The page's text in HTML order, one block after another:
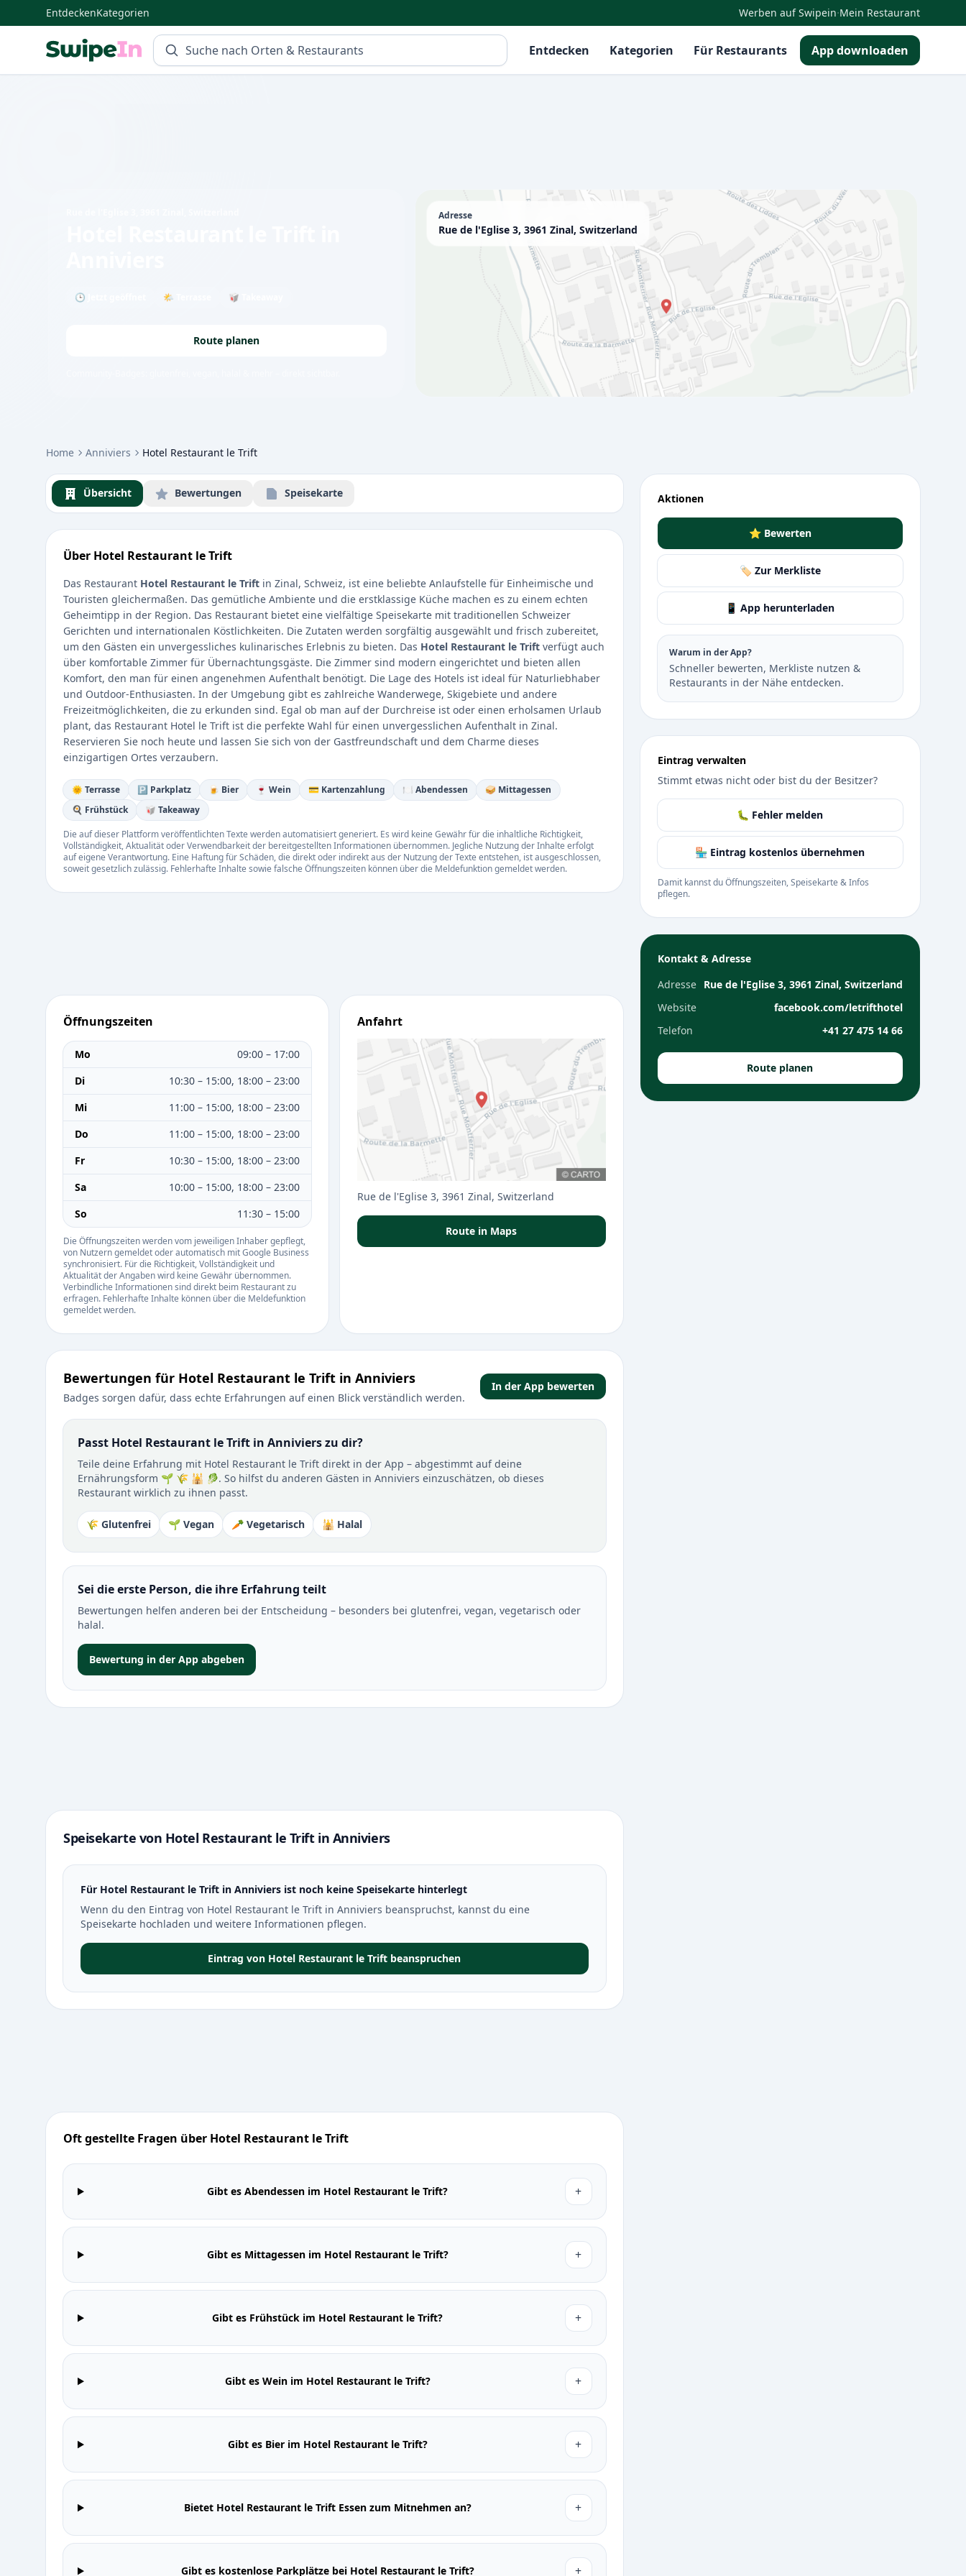
EntdeckenKategorien Werben auf Swipein·Mein Restaurant
Entdecken Kategorien Für Restaurants App downloaden
🕒 Jetzt geöffnet 🌤 Terrasse 🥡 Takeaway
Route planen
Adresse
Rue de l'Eglise 3, 3961 Zinal, Switzerland
Home Anniviers Hotel Restaurant le Trift
Übersicht Bewertungen Speisekarte
Über Hotel Restaurant le Trift
Das Restaurant Hotel Restaurant le Trift in Zinal, Schweiz, ist eine beliebte Anlaufstelle für Einheimische und
Touristen gleichermaßen. Das gemütliche Ambiente und die erstklassige Küche machen es zu einem echten
Geheimtipp in der Region. Das Restaurant bietet eine vielfältige Speisekarte mit traditionellen Schweizer
Gerichten und internationalen Köstlichkeiten. Die Zutaten werden sorgfältig ausgewählt und frisch zubereitet,
um den Gästen ein unvergessliches kulinarisches Erlebnis zu bieten. Das Hotel Restaurant le Trift verfügt auch
über komfortable Zimmer für Übernachtungsgäste. Die Zimmer sind modern eingerichtet und bieten allen
Komfort, den man für einen angenehmen Aufenthalt benötigt. Die Lage des Hotels ist ideal für Naturliebhaber
und Outdoor-Enthusiasten. In der Umgebung gibt es zahlreiche Wanderwege, Skigebiete und andere
Freizeitmöglichkeiten, die zu erkunden sind. Egal ob man auf der Durchreise ist oder einen erholsamen Urlaub
plant, das Restaurant Hotel le Trift ist die perfekte Wahl für einen unvergesslichen Aufenthalt in Zinal.
Reservieren Sie noch heute und lassen Sie sich von der Gastfreundschaft und dem Charme dieses
einzigartigen Ortes verzaubern.
🌞 Terrasse 🅿️ Parkplatz 🍺 Bier 🍷 Wein 💳 Kartenzahlung 🍽️ Abendessen
🥪 Mittagessen
🍳 Frühstück
🥡 Takeaway
Die auf dieser Plattform veröffentlichten Texte werden automatisiert generiert. Es wird keine Gewähr für die inhaltliche Richtigkeit,
Vollständigkeit, Aktualität oder Verwendbarkeit der bereitgestellten Informationen übernommen. Jegliche Nutzung der Inhalte erfolgt
auf eigene Verantwortung. Eine Haftung für Schäden, die direkt oder indirekt aus der Nutzung der Texte entstehen, ist ausgeschlossen,
soweit gesetzlich zulässig. Fehlerhafte Inhalte sowie falsche Öffnungszeiten können über die Meldefunktion gemeldet werden.
Öffnungszeiten
Mo
09:00 – 17:00
Di
10:30 – 15:00, 18:00 – 23:00
Mi
11:00 – 15:00, 18:00 – 23:00
Do
11:00 – 15:00, 18:00 – 23:00
Fr
10:30 – 15:00, 18:00 – 23:00
Sa
10:00 – 15:00, 18:00 – 23:00
So
11:30 – 15:00
Die Öffnungszeiten werden vom jeweiligen Inhaber gepflegt,
von Nutzern gemeldet oder automatisch mit Google Business
synchronisiert. Für die Richtigkeit, Vollständigkeit und
Aktualität der Angaben wird keine Gewähr übernommen.
Verbindliche Informationen sind direkt beim Restaurant zu
erfragen. Fehlerhafte Inhalte können über die Meldefunktion
gemeldet werden.
Anfahrt
Rue de l'Eglise 3, 3961 Zinal, Switzerland
Route in Maps
Bewertungen für Hotel Restaurant le Trift in Anniviers
Badges sorgen dafür, dass echte Erfahrungen auf einen Blick verständlich werden.
In der App bewerten
Passt Hotel Restaurant le Trift in Anniviers zu dir?
Teile deine Erfahrung mit Hotel Restaurant le Trift direkt in der App – abgestimmt auf deine
Ernährungsform 🌱 🌾 🕌 🥬. So hilfst du anderen Gästen in Anniviers einzuschätzen, ob dieses
Restaurant wirklich zu ihnen passt.
🌾 Glutenfrei 🌱 Vegan 🥕 Vegetarisch 🕌 Halal
Sei die erste Person, die ihre Erfahrung teilt
Bewertungen helfen anderen bei der Entscheidung – besonders bei glutenfrei, vegan, vegetarisch oder
halal.
Bewertung in der App abgeben
Speisekarte von Hotel Restaurant le Trift in Anniviers
Für Hotel Restaurant le Trift in Anniviers ist noch keine Speisekarte hinterlegt
Wenn du den Eintrag von Hotel Restaurant le Trift in Anniviers beanspruchst, kannst du eine
Speisekarte hochladen und weitere Informationen pflegen.
Eintrag von Hotel Restaurant le Trift beanspruchen
Oft gestellte Fragen über Hotel Restaurant le Trift
Gibt es Abendessen im Hotel Restaurant le Trift? +
Gibt es Mittagessen im Hotel Restaurant le Trift? +
Gibt es Frühstück im Hotel Restaurant le Trift? +
Gibt es Wein im Hotel Restaurant le Trift? +
Gibt es Bier im Hotel Restaurant le Trift? +
Bietet Hotel Restaurant le Trift Essen zum Mitnehmen an? +
Gibt es kostenlose Parkplätze bei Hotel Restaurant le Trift? +
Aktionen
⭐ Bewerten
🏷️ Zur Merkliste
📱 App herunterladen
Warum in der App?
Schneller bewerten, Merkliste nutzen &
Restaurants in der Nähe entdecken.
Eintrag verwalten
Stimmt etwas nicht oder bist du der Besitzer?
🐛 Fehler melden
🏪 Eintrag kostenlos übernehmen
Damit kannst du Öffnungszeiten, Speisekarte & Infos
pflegen.
Kontakt & Adresse
Adresse Rue de l'Eglise 3, 3961 Zinal, Switzerland
Website
facebook.com/letrifthotel
Telefon
+41 27 475 14 66
Route planen